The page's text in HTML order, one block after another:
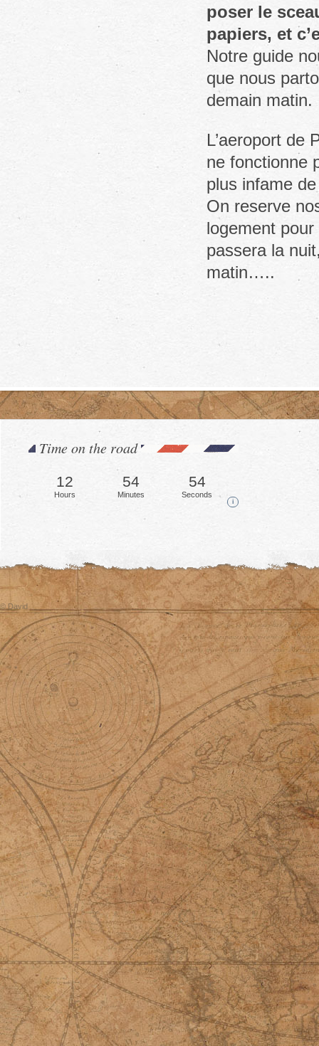
poser le
papiers, et
Notre guide
que nous
demain matin.
L’aeroport de
ne fonctionne
plus infame
On reserve
logement
passera la
matin…..
Time on the road
12
Hours
54
Minutes
57
Seconds
i
© David